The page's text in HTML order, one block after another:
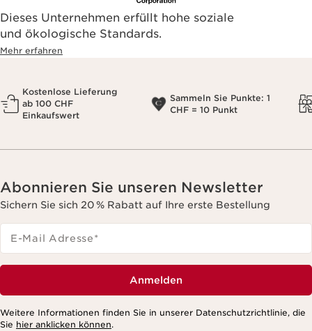
Dieses Unternehmen erfüllt hohe soziale
und ökologische Standards.
Mehr erfahren
Kostenlose Lieferung
ab 100 CHF
Einkaufswert
Sammeln Sie Punkte: 1
CHF = 10 Punkt
Abonnieren Sie unseren Newsletter
Sichern Sie sich 20 % Rabatt auf Ihre erste Bestellung
E-Mail Adresse*
Anmelden
Weitere Informationen finden Sie in unserer Datenschutzrichtlinie, die
Sie hier anklicken können.